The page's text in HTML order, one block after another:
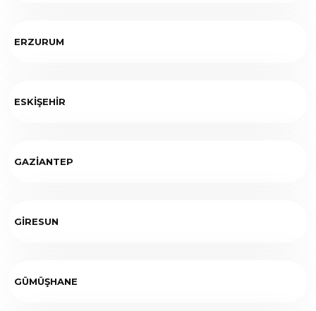
ERZURUM
ESKİŞEHİR
GAZİANTEP
GİRESUN
GÜMÜŞHANE